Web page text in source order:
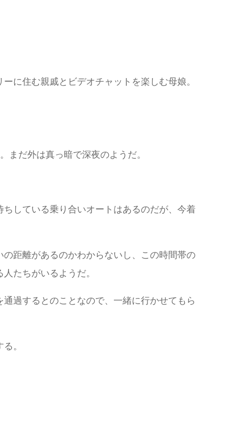
に住む親戚とビデオチャットを楽しむ母娘。
まだ外は真っ暗で深夜のようだ。
している乗り合いオートはあるのだが、今着
距離があるのかわからないし、この時間帯の
たちがいるようだ。
過するとのことなので、一緒に行かせてもら
。